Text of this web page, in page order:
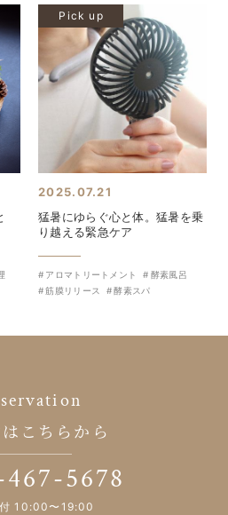
Pick up
2025.07.21
猛暑にゆらぐ心と体。猛暑を乗
り越える緊急ケア
アロマトリートメント
酵素風呂
筋膜リリース
酵素スパ
こちらから
5678
10:00〜19:00